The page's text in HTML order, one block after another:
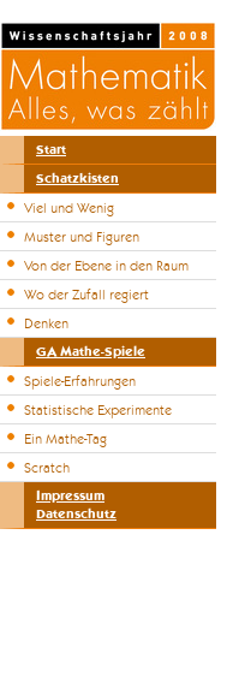
Start
Schatzkisten
Viel und Wenig
Muster und Figuren
Von der Ebene in den Raum
Wo der Zufall regiert
Denken
GA Mathe-Spiele
Spiele-Erfahrungen
Statistische Experimente
Ein Mathe-Tag
Scratch
Impressum
Datenschutz